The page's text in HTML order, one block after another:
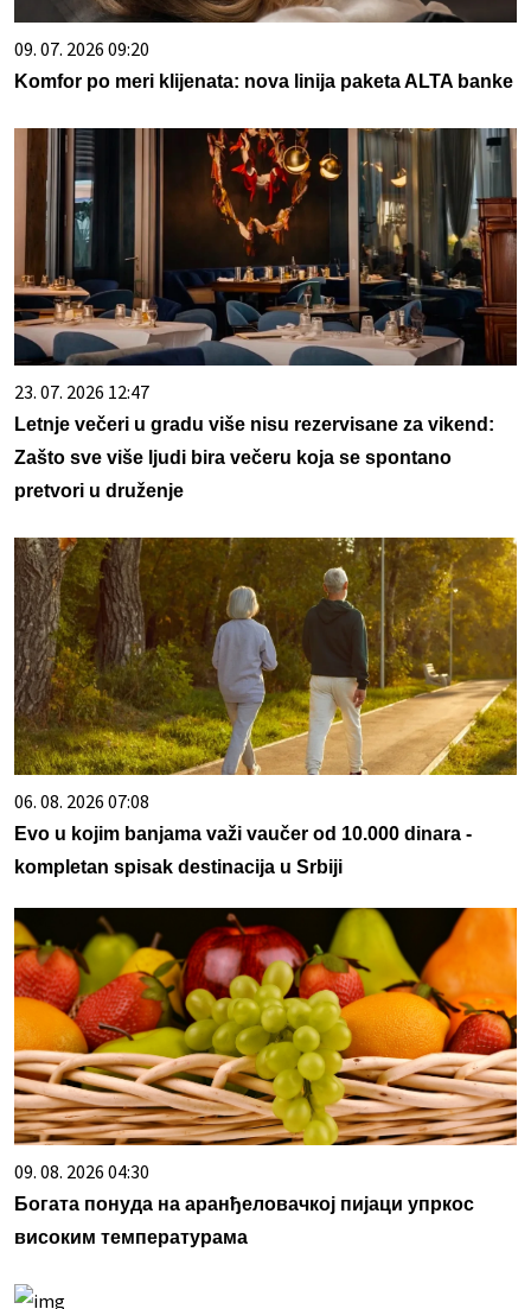
09. 07. 2026 09:20
Komfor po meri klijenata: nova linija paketa ALTA banke
23. 07. 2026 12:47
Letnje večeri u gradu više nisu rezervisane za vikend:
Zašto sve više ljudi bira večeru koja se spontano
pretvori u druženje
06. 08. 2026 07:08
Evo u kojim banjama važi vaučer od 10.000 dinara -
kompletan spisak destinacija u Srbiji
09. 08. 2026 04:30
Богата понуда на аранђеловачкој пијаци упркос
високим температурама